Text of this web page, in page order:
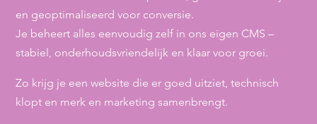
en geoptimaliseerd voor conversie.
Je beheert alles eenvoudig zelf in ons eigen CMS –
stabiel, onderhoudsvriendelijk en klaar voor groei.
Zo krijg je een website die er goed uitziet, technisch
klopt en merk en marketing samenbrengt.